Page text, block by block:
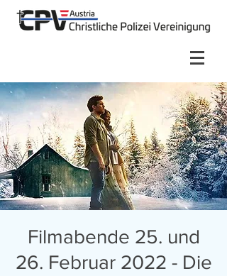
Filmabende 25. und
26. Februar 2022 - Die